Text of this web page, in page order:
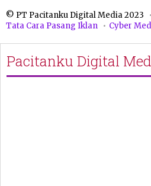
© PT Pacitanku Digital Media 2023
Tata Cara Pasang Iklan
Cyber
Pacitanku Digital